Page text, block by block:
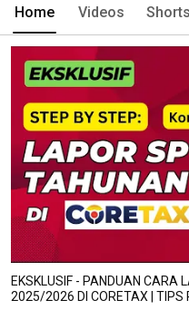
Home Videos Shorts
EKSKLUSIF - PANDUAN CARA
2025/2026 DI CORETAX | TIPS